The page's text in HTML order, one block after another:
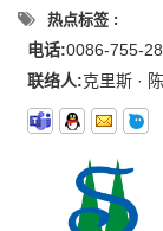
热点标签 :
电话:0086-755-
联络人:克里斯 · 陈